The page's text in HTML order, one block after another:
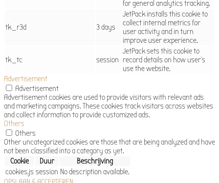
for general analytics tracking.
tk_r3d 3 days
JetPack installs this cookie to
collect internal metrics for
user activity and in turn
improve user experience.
tk_tc session
JetPack sets this cookie to
record details on how user's
use the website.
Advertisement
Advertisement
Advertisement cookies are used to provide visitors with relevant ads
and marketing campaigns. These cookies track visitors across websites
and collect information to provide customized ads.
Others
Others
Other uncategorized cookies are those that are being analyzed and have
not been classified into a category as yet.
Cookie
Duur
Beschrijving
cookies.js session No description available.